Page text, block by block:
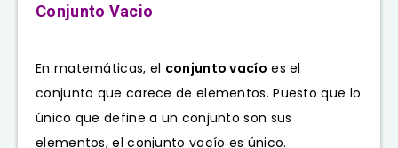
Conjunto Vacio
En matemáticas, el conjunto vacío es el
conjunto que carece de elementos. Puesto que lo
único que define a un conjunto son sus
elementos, el conjunto vacío es único.